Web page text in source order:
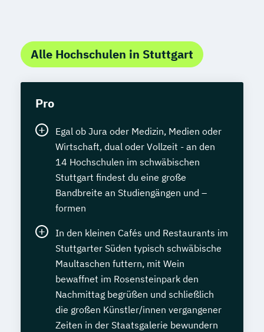
Alle Hochschulen in Stuttgart
Pro
Egal ob Jura oder Medizin, Medien oder
Wirtschaft, dual oder Vollzeit - an den
14 Hochschulen im schwäbischen
Stuttgart findest du eine große
Bandbreite an Studiengängen und –
formen
In den kleinen Cafés und Restaurants im
Stuttgarter Süden typisch schwäbische
Maultaschen futtern, mit Wein
bewaffnet im Rosensteinpark den
Nachmittag begrüßen und schließlich
die großen Künstler/innen vergangener
Zeiten in der Staatsgalerie bewundern